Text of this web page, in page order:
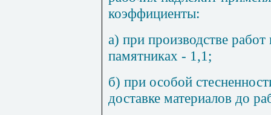
коэффициенты:
а) при производстве
памятниках - 1,1;
б) при особой
доставке материалов до